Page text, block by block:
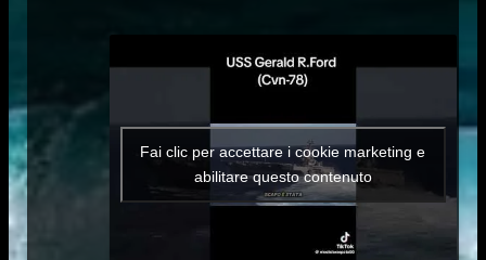
Fai clic per accettare i cookie marketing e
abilitare questo contenuto